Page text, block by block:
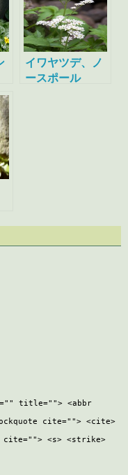
イワヤツデ、ノ
ースポール
title=""> <abbr
cite=""> <cite>
cite=""> <s> <strike>